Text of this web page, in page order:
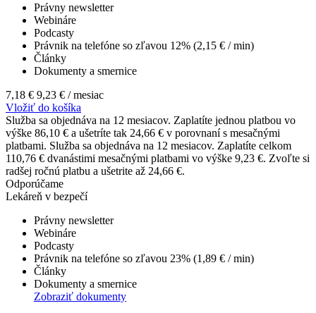
Právny newsletter
Webináre
Podcasty
Právnik na telefóne so zľavou 12% (2,15 € / min)
Články
Dokumenty a smernice
7,18 € 9,23 € / mesiac
Vložiť do košíka
Služba sa objednáva na 12 mesiacov. Zaplatíte jednou platbou vo
výške 86,10 € a ušetríte tak 24,66 € v porovnaní s mesačnými
platbami. Služba sa objednáva na 12 mesiacov. Zaplatíte celkom
110,76 € dvanástimi mesačnými platbami vo výške 9,23 €. Zvoľte si
radšej ročnú platbu a ušetrite až 24,66 €.
Odporúčame
Lekáreň v bezpečí
Právny newsletter
Webináre
Podcasty
Právnik na telefóne so zľavou 23% (1,89 € / min)
Články
Dokumenty a smernice
Zobraziť dokumenty